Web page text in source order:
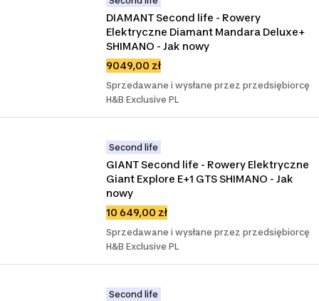
DIAMANT Second life - Rowery
Elektryczne Diamant Mandara Deluxe+
SHIMANO - Jak nowy
9049,00 zł
Sprzedawane i wysłane przez przedsiębiorcę
H&B Exclusive PL
Second life
GIANT Second life - Rowery Elektryczne
Giant Explore E+1 GTS SHIMANO - Jak
nowy
10 649,00 zł
Sprzedawane i wysłane przez przedsiębiorcę
H&B Exclusive PL
Second life